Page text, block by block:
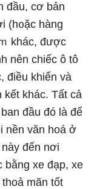
đầu, cơ bản
(h᧐ặc hàng
khác, được
nên chiếc ô tô
điều khiển và
kết khác. Tất cả
đầu đó là để
nền văn hoá ở
đến nơi
bằng xe đạp, xe
mãn tốt